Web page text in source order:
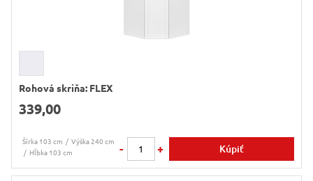
Rohová skriňa: FLEX
339,00
Šírka 103 cm
Výška 240 cm
Hĺbka 103 cm
- + Kúpiť